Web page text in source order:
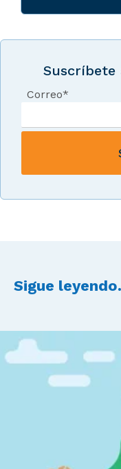
Correo*
Sigue